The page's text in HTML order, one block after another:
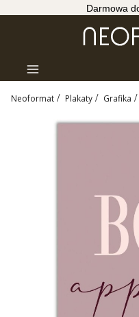
Darmowa
Menu
Neoformat Plakaty Grafika